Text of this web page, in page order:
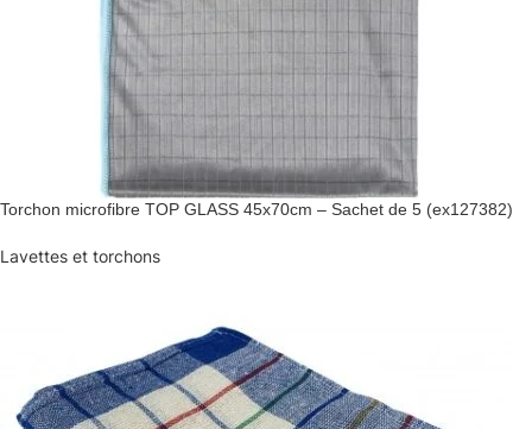
Torchon microfibre TOP GLASS 45x70cm – Sachet de 5 (ex127382)
Lavettes et torchons